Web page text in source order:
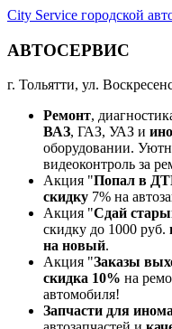
City Service городской
АВТОСЕРВИС
г. Тольятти, ул.
Ремонт,
ВАЗ, ГАЗ, УАЗ и
оборудовании.
видеоконтроль за
Акция "Попал в
скидку 7% на
Акция "Сдай
скидку до 1000 руб.
на новый.
Акция "Заказы
скидка 10% на
автомобиля!
Запчасти для